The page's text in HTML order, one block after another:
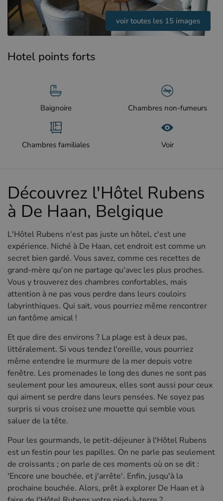
voir toutes les 15 images
Hotel points forts
Baignoire Chambres non-fumeurs
Chambres familiales Voir
Découvrez l'Hôtel Rubens
à De Haan, Belgique
L'Hôtel Rubens n'est pas juste un hôtel, c'est une
expérience. Niché à De Haan, cet endroit est comme un
secret bien gardé. Vous savez, comme ces recettes de
grand-mère qu'on ne partage qu'avec les plus proches.
Vous y trouverez des chambres confortables, mais
attention à ne pas vous perdre dans leurs couloirs
labyrinthiques. Qui sait, vous pourriez même rencontrer
un fantôme amical !
Et que dire des environs ? La plage est à deux pas,
littéralement. Si vous tendez l'oreille, vous pourriez
même entendre le murmure de la mer depuis votre
fenêtre. Les promenades le long des dunes ne sont pas
seulement pour les amoureux, elles sont aussi pour ceux
qui aiment se perdre dans leurs pensées. Ne soyez pas
surpris si vous croisez une mouette qui semble vous
saluer de la tête.
Pour les gourmands, le petit-déjeuner à l'Hôtel Rubens
est un festin pour les papilles. On ne parle pas seulement
de croissants ; on parle de ces moments où on se dit :
'Encore une bouchée, et j'arrête'. Enfin, jusqu'à la
prochaine bouchée. Alors, prêt à explorer De Haan et à